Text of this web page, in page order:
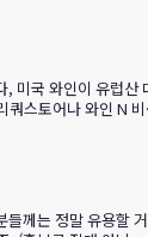
, 미국 와인이 유럽산
쿼스토어나 와인 N
서
들께는 정말 유용할 거